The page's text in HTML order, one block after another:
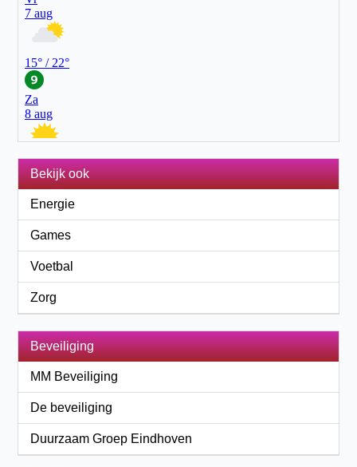
Bekijk ook
Energie
Games
Voetbal
Zorg
Beveiliging
MM Beveiliging
De beveiliging
Duurzaam Groep Eindhoven